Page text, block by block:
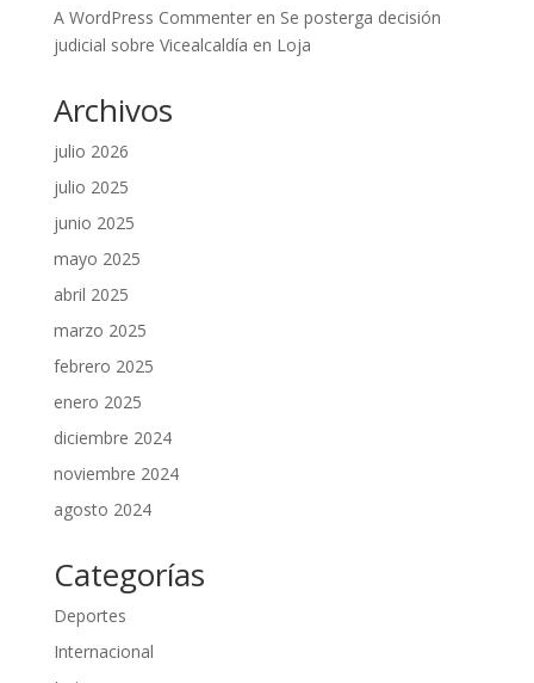
A WordPress Commenteren Se posterga decisión
judicial sobre Vicealcaldía en Loja
Archivos
julio 2026
julio 2025
junio 2025
mayo 2025
abril 2025
marzo 2025
febrero 2025
enero 2025
diciembre 2024
noviembre 2024
agosto 2024
Categorías
Deportes
Internacional